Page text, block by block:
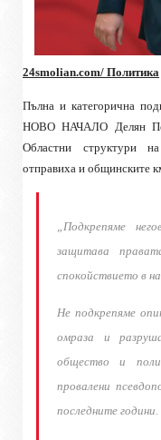
24smolian.com/ Политика
Пълна и категорична
НОВО НАЧАЛО Делян
Областни структури
отправиха и общинските
„Подкрепяме
защитава
спокойствието в
Не подкрепяме
омраза и
общество и
провалени
последните години.